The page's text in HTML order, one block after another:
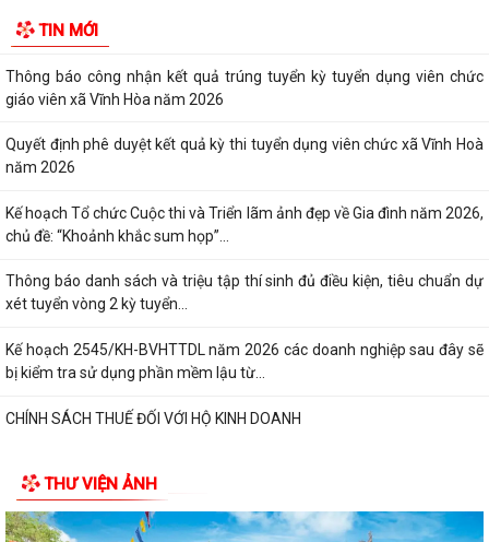
TIN MỚI
VI PHẠM HÀNH CHÍNH TRONG LĨNH VỰC ĐẦU TƯ KINH DOANH
Thông báo công nhận kết quả trúng tuyển kỳ tuyển dụng viên chức
giáo viên xã Vĩnh Hòa năm 2026
Quyết định phê duyệt kết quả kỳ thi tuyển dụng viên chức xã Vĩnh Hoà
năm 2026
Kế hoạch Tổ chức Cuộc thi và Triển lãm ảnh đẹp về Gia đình năm 2026,
chủ đề: “Khoảnh khắc sum họp”...
Thông báo danh sách và triệu tập thí sinh đủ điều kiện, tiêu chuẩn dự
xét tuyển vòng 2 kỳ tuyển...
Kế hoạch 2545/KH-BVHTTDL năm 2026 các doanh nghiệp sau đây sẽ
bị kiểm tra sử dụng phần mềm lậu từ...
CHÍNH SÁCH THUẾ ĐỐI VỚI HỘ KINH DOANH
5 điều hộ kinh doanh có doanh thu dưới 1 tỷ đồng cần lưu ý theo quy
định mới
THƯ VIỆN ẢNH